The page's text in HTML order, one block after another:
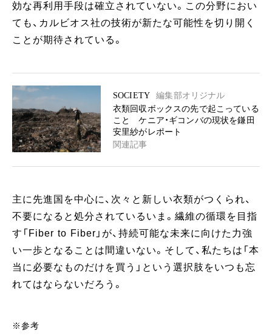
効な再利用手段は確立されていない。この分野におい
ても、カルビオス社の技術が新たな可能性を切り開く
ことが期待されている。
SOCIETY
編集部オリジナル
衣類回収ボックスの先で起こっている
こと ケニア・ギコンバの現状を鎌田
安里紗がレポート
関連記事
主に先進国を中心に、次々と新しい衣類がつくられ、
不要になると処分されているいま。繊維の循環を目指
す「Fiber to Fiber」が、持続可能な未来に向けた力強
い一歩となることは間違いない。そして、私たちは「本
当に必要なものだけを買う」という選択肢をいつも忘
れてはならないだろう。
※参考